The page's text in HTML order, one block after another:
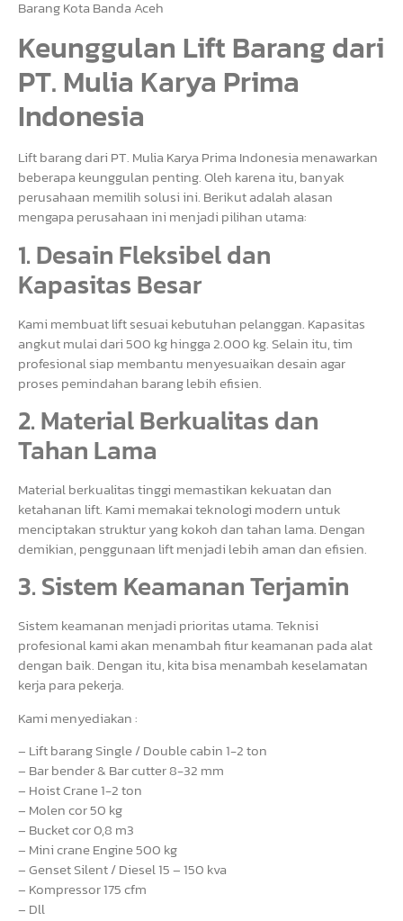
Barang Kota Banda Aceh
Keunggulan Lift Barang dari
PT. Mulia Karya Prima
Indonesia
Lift barang dari PT. Mulia Karya Prima Indonesia menawarkan
beberapa keunggulan penting. Oleh karena itu, banyak
perusahaan memilih solusi ini. Berikut adalah alasan
mengapa perusahaan ini menjadi pilihan utama:
1. Desain Fleksibel dan
Kapasitas Besar
Kami membuat lift sesuai kebutuhan pelanggan. Kapasitas
angkut mulai dari 500 kg hingga 2.000 kg. Selain itu, tim
profesional siap membantu menyesuaikan desain agar
proses pemindahan barang lebih efisien.
2. Material Berkualitas dan
Tahan Lama
Material berkualitas tinggi memastikan kekuatan dan
ketahanan lift. Kami memakai teknologi modern untuk
menciptakan struktur yang kokoh dan tahan lama. Dengan
demikian, penggunaan lift menjadi lebih aman dan efisien.
3. Sistem Keamanan Terjamin
Sistem keamanan menjadi prioritas utama. Teknisi
profesional kami akan menambah fitur keamanan pada alat
dengan baik. Dengan itu, kita bisa menambah keselamatan
kerja para pekerja.
Kami menyediakan :
– Lift barang Single / Double cabin 1-2 ton
– Bar bender & Bar cutter 8-32 mm
– Hoist Crane 1-2 ton
– Molen cor 50 kg
– Bucket cor 0,8 m3
– Mini crane Engine 500 kg
– Genset Silent / Diesel 15 – 150 kva
– Kompressor 175 cfm
– Dll